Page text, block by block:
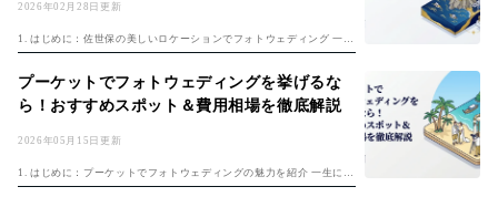
2026年02月28日更新
1. はじめに：佐世保の美しいロケーションでフォトウェディング 一生
に一度の大切な思い出となるフォトウェディング。フォトウェディン
グの基本は「フォトウェディング完全ガイド2026年版」で解説してい
ます...
2026年05月15日更新
プーケットでフォトウェディングを挙げるな
ら！おすすめスポット＆費用相場を徹底解説
1. はじめに：プーケットでフォトウェディングの魅力を紹介 一生に一
度の大切な思い出となるフォトウェディング。フォトウェディングの